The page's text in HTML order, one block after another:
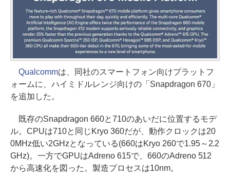
Qualcommは、同社のスマートフォン向けプラットフ
ォームに、ハイミドルレンジ向けの「Snapdragon 670」
を追加した。
既存のSnapdragon 660と710のあいだに位置するモデ
ル。CPUは710と同じKryo 360だが、動作クロックは20
0MHz低い2GHzとなっている(660はKryo 260で1.95～2.2
GHz)。一方でGPUはAdreno 615で、660のAdreno 512
から高速化を図った。製造プロセスは10nm。